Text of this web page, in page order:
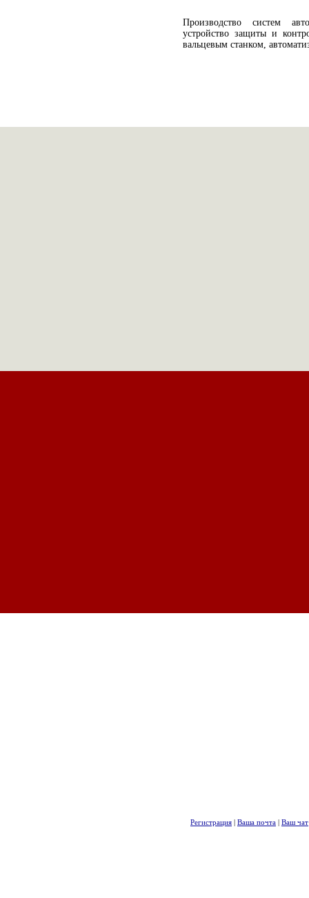
Производство систем
устройство защиты и
вальцевым станком,
Регистрация | Ваша почта | Ваш чат